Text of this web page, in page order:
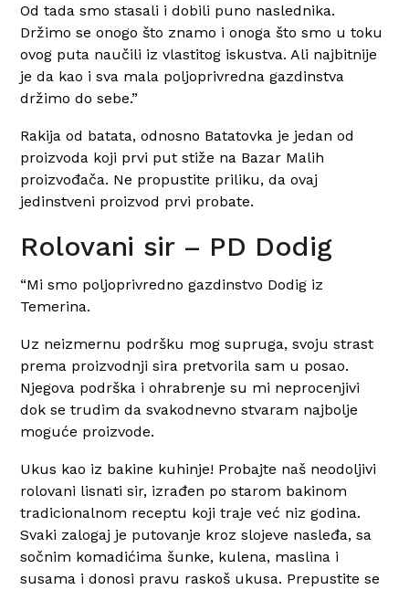
Od tada smo stasali i dobili puno naslednika.
Držimo se onogo što znamo i onoga što smo u toku
ovog puta naučili iz vlastitog iskustva. Ali najbitnije
je da kao i sva mala poljoprivredna gazdinstva
držimo do sebe.”
Rakija od batata, odnosno Batatovka je jedan od
proizvoda koji prvi put stiže na Bazar Malih
proizvođača. Ne propustite priliku, da ovaj
jedinstveni proizvod prvi probate.
Rolovani sir – PD Dodig
“Mi smo poljoprivredno gazdinstvo Dodig iz
Temerina.
Uz neizmernu podršku mog supruga, svoju strast
prema proizvodnji sira pretvorila sam u posao.
Njegova podrška i ohrabrenje su mi neprocenjivi
dok se trudim da svakodnevno stvaram najbolje
moguće proizvode.
Ukus kao iz bakine kuhinje! Probajte naš neodoljivi
rolovani lisnati sir, izrađen po starom bakinom
tradicionalnom receptu koji traje već niz godina.
Svaki zalogaj je putovanje kroz slojeve nasleđa, sa
sočnim komadićima šunke, kulena, maslina i
susama i donosi pravu raskoš ukusa. Prepustite se